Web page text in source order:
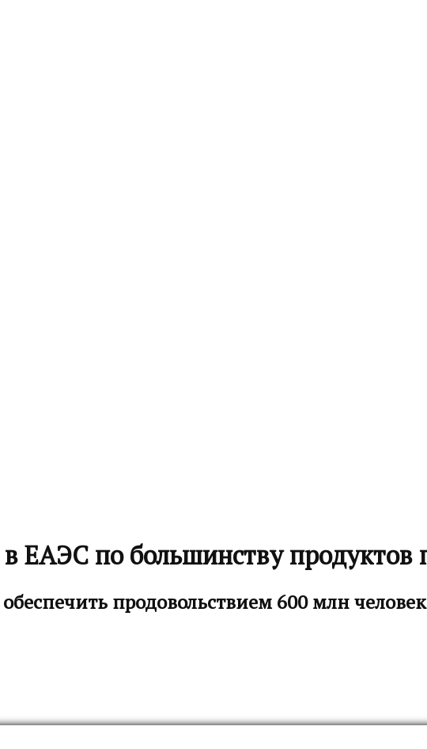
ЕАЭС по большинству
продовольствием 600 млн человек